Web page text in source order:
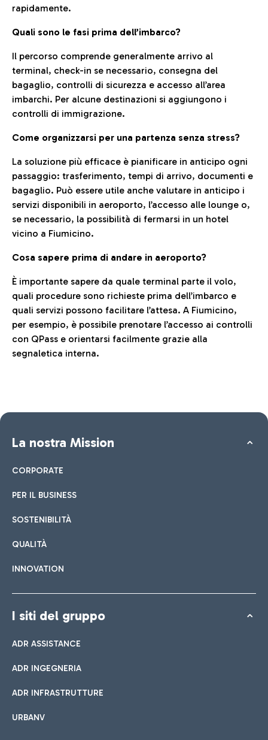
rapidamente.
Quali sono le fasi prima dell’imbarco?
Il percorso comprende generalmente arrivo al
terminal, check-in se necessario, consegna del
bagaglio, controlli di sicurezza e accesso all’area
imbarchi. Per alcune destinazioni si aggiungono i
controlli di immigrazione.
Come organizzarsi per una partenza senza stress?
La soluzione più efficace è pianificare in anticipo ogni
passaggio: trasferimento, tempi di arrivo, documenti e
bagaglio. Può essere utile anche valutare in anticipo i
servizi disponibili in aeroporto, l’accesso alle lounge o,
se necessario, la possibilità di fermarsi in un hotel
vicino a Fiumicino.
Cosa sapere prima di andare in aeroporto?
È importante sapere da quale terminal parte il volo,
quali procedure sono richieste prima dell’imbarco e
quali servizi possono facilitare l’attesa. A Fiumicino,
per esempio, è possibile prenotare l’accesso ai controlli
con QPass e orientarsi facilmente grazie alla
segnaletica interna.
La nostra Mission
CORPORATE
PER IL BUSINESS
SOSTENIBILITÀ
QUALITÀ
INNOVATION
I siti del gruppo
ADR ASSISTANCE
ADR INGEGNERIA
ADR INFRASTRUTTURE
URBANV